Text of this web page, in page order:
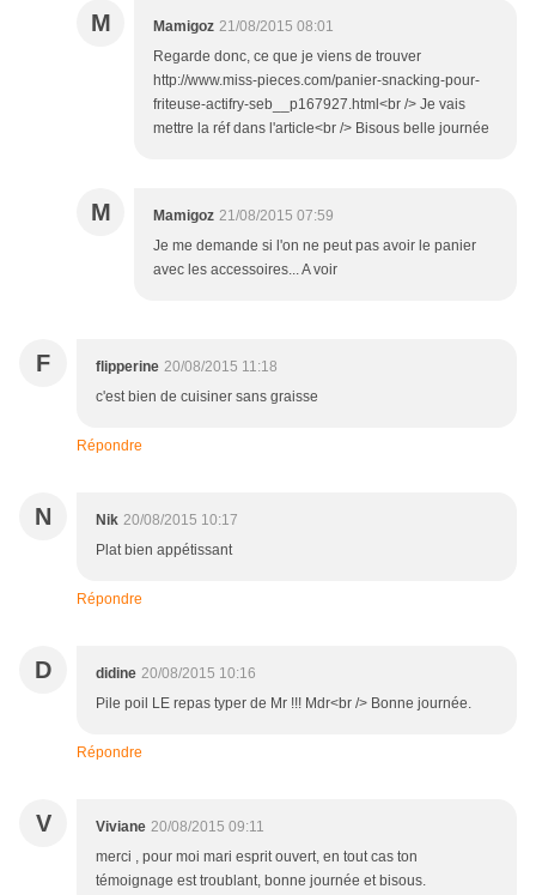
M Mamigoz 21/08/2015 08:01
Regarde donc, ce que je viens de trouver
http://www.miss-pieces.com/panier-snacking-pour-
friteuse-actifry-seb__p167927.html<br /> Je vais
mettre la réf dans l'article<br /> Bisous belle journée
M Mamigoz 21/08/2015 07:59
Je me demande si l'on ne peut pas avoir le panier
avec les accessoires... A voir
F flipperine 20/08/2015 11:18
c'est bien de cuisiner sans graisse
Répondre
N Nik 20/08/2015 10:17
Plat bien appétissant
Répondre
D didine 20/08/2015 10:16
Pile poil LE repas typer de Mr !!! Mdr<br /> Bonne journée.
Répondre
V Viviane 20/08/2015 09:11
merci , pour moi mari esprit ouvert, en tout cas ton
témoignage est troublant, bonne journée et bisous.